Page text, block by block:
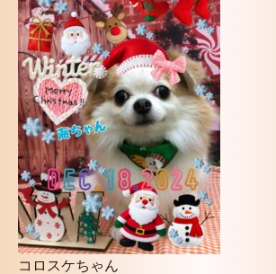
コロスケちゃん